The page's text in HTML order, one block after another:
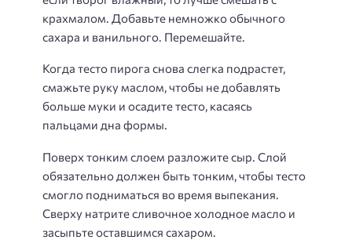
крахмалом. Добавьте немножко обычного
сахара и ванильного. Перемешайте.
Когда тесто пирога снова слегка подрастет,
смажьте руку маслом, чтобы не добавлять
больше муки и осадите тесто, касаясь
пальцами дна формы.
Поверх тонким слоем разложите сыр. Слой
обязательно должен быть тонким, чтобы тесто
смогло подниматься во время выпекания.
Сверху натрите сливочное холодное масло и
засыпьте оставшимся сахаром.